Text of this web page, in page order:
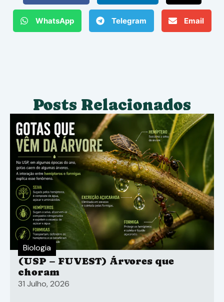
WhatsApp Telegram Email
Posts Relacionados
Biologia
(USP – FUVEST) Árvores que
choram
31 Julho, 2026